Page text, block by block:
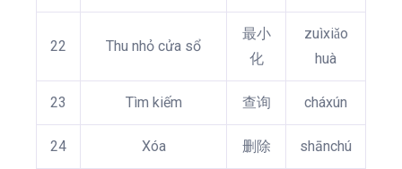
22 Thu nhỏ cửa sổ
最小
化
zuìxiǎo
huà
23 Tìm kiếm 查询 cháxún
24 Xóa 删除 shānchú